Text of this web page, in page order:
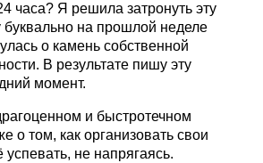
часа? Я решила затронуть эту
буквально на прошлой неделе
о камень собственной
В результате пишу эту
момент.
и быстротечном
о том, как организовать свои
успевать, не напрягаясь.